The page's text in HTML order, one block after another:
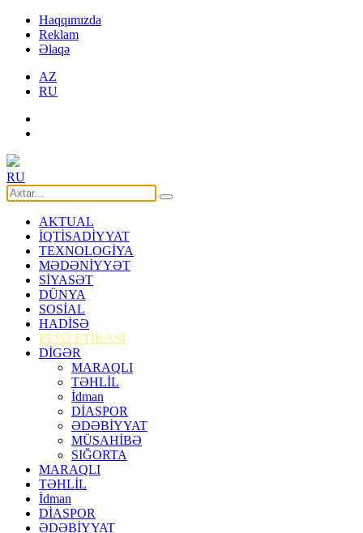
Haqqımızda
Reklam
Əlaqə
AZ
RU
RU
AKTUAL
İQTİSADİYYAT
TEXNOLOGİYA
MƏDƏNİYYƏT
SİYASƏT
DÜNYA
SOSİAL
HADİSƏ
PEŞƏ ETİKASI
DİGƏR
MARAQLI
TƏHLİL
İdman
DİASPOR
ƏDƏBİYYAT
MÜSAHİBƏ
SIĞORTA
MARAQLI
TƏHLİL
İdman
DİASPOR
ƏDƏBİYYAT